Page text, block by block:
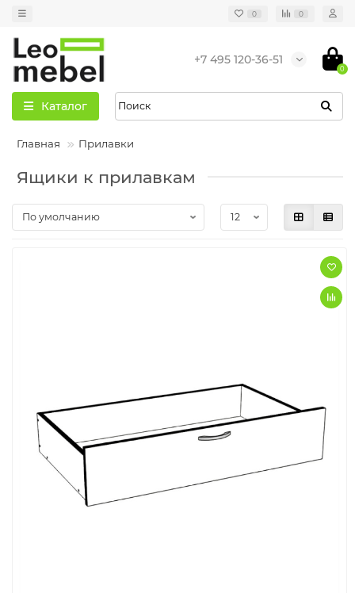
0 0
+7 495 120-36-51
0
Каталог
Главная Прилавки
Ящики к прилавкам